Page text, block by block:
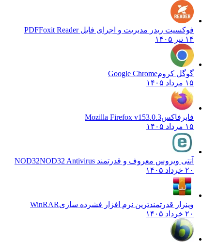
فوکسیت ریدر مدیریت و اجرای فایل PDFFoxit Reader
۱۴ تیر ۱۴۰۵
گوگل کرومGoogle Chrome
۱۵ مرداد ۱۴۰۵
فایرفاکسMozilla Firefox v153.0.3
۱۵ مرداد ۱۴۰۵
آنتی ویروس معروف و قدرتمند NOD32 NOD32 Antivirus
۲۰ خرداد ۱۴۰۵
وینرار قدرتمندترین نرم افزار فشرده سازیWinRAR
۲۰ خرداد ۱۴۰۵